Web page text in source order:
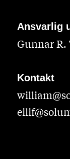
Ansvarlig
Gunnar R.
Kontakt